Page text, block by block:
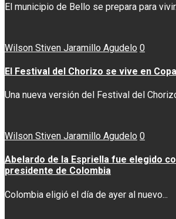
El municipio de Bello se prepara para
Wilson Stiven Jaramillo Agudelo 0
El Festival del Chorizo se vive en
Una nueva versión del Festival del
Wilson Stiven Jaramillo Agudelo 0
Abelardo de la Espriella fue elegido
presidente de Colombia
Colombia eligió el día de ayer al nuevo...